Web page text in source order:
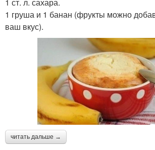
1 груша и 1 банан (фрукты можно
ваш вкус).
читать дальше →